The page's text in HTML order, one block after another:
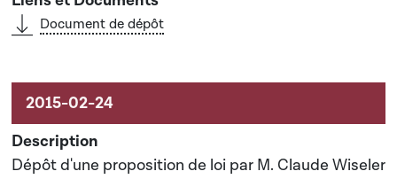
Document de dépôt
Dépôt d'une proposition de loi par M. Claude Wiseler